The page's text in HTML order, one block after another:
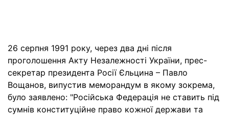
26 серпня 1991 року, через два дні після
проголошення Акту Незалежності України, прес-
секретар президента Росії Єльцина – Павло
Вощанов, випустив меморандум в якому зокрема,
було заявлено: "Російська Федерація не ставить під
сумнів конституційне право кожної держави та